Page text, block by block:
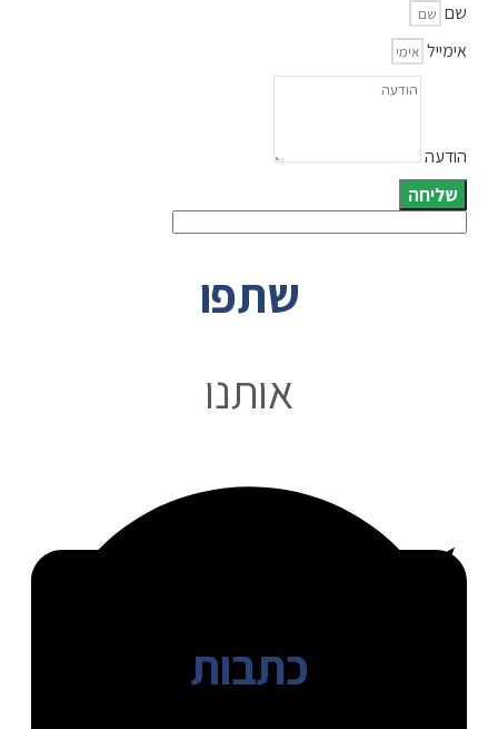
שם
אימייל
הודעה
שליחה
שתפו
אותנו
כתבות